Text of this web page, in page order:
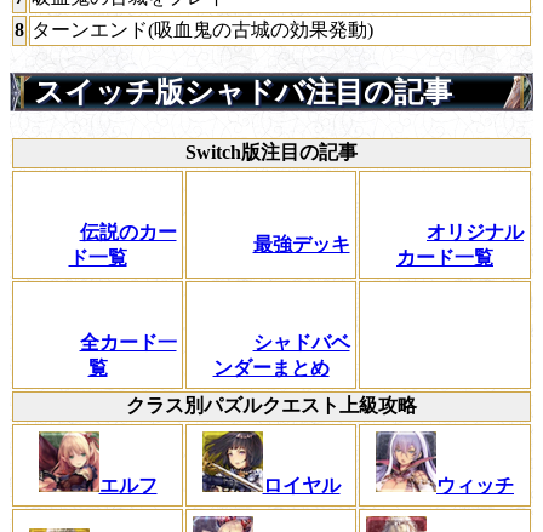
8 ターンエンド(吸血鬼の古城の効果発動)
スイッチ版シャドバ注目の記事
Switch版注目の記事
伝説のカー
ド一覧
最強デッキ
オリジナル
カード一覧
全カード一
覧
シャドバベ
ンダーまとめ
クラス別パズルクエスト上級攻略
エルフ ロイヤル ウィッチ